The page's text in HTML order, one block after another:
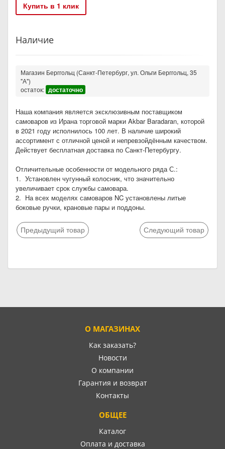
Купить в 1 клик
Наличие
Магазин Берггольц (Санкт-Петербург, ул. Ольги Берггольц, 35
"А")
остаток: достаточно
Наша компания является эксклюзивным поставщиком
самоваров из Ирана торговой марки Akbar Baradaran, которой
в 2021 году исполнилось 100 лет. В наличие широкий
ассортимент с отличной ценой и непревзойдённым качеством.
Действует бесплатная доставка по Санкт-Петербургу.
Отличительные особенности от модельного ряда С.:
1. Установлен чугунный колосник, что значительно
увеличивает срок службы самовара.
2. На всех моделях самоваров NC установлены литые
боковые ручки, крановые пары и поддоны.
Предыдущий товар Следующий товар
О МАГАЗИНАХ
Как заказать?
Новости
О компании
Гарантия и возврат
Контакты
ОБЩЕЕ
Каталог
Оплата и доставка